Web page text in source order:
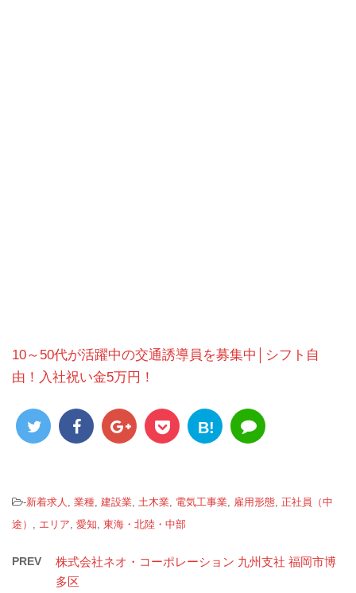
10～50代が活躍中の交通誘導員を募集中│シフト自
由！入社祝い金5万円！
B!
-新着求人 業種 建設業 土木業 電気工事業 雇用形態 正社員（中
途）
エリア 愛知 東海・北陸・中部
PREV
株式会社ネオ・コーポレーション 九州支社 福岡市博
多区